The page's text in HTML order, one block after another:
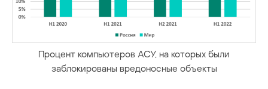
Процент компьютеров АСУ, на которых были
заблокированы вредоносные объекты